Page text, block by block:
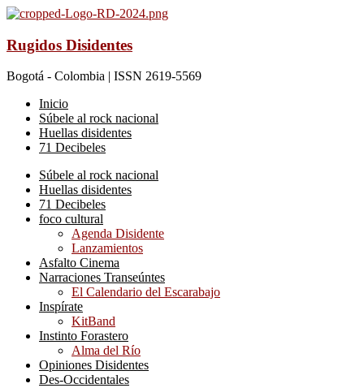
Rugidos Disidentes
Bogotá - Colombia | ISSN 2619-5569
Inicio
Súbele al rock nacional
Huellas disidentes
71 Decibeles
Súbele al rock nacional
Huellas disidentes
71 Decibeles
foco cultural
Agenda Disidente
Lanzamientos
Asfalto Cinema
Narraciones Transeúntes
El Calendario del Escarabajo
Inspírate
KitBand
Instinto Forastero
Alma del Río
Opiniones Disidentes
Des-Occidentales